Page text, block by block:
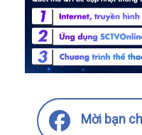
Mời bạn